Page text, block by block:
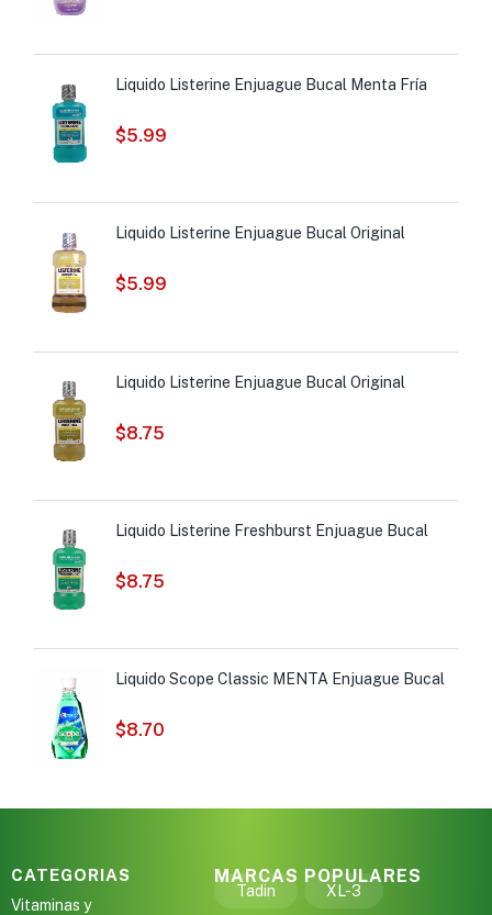
Liquido Listerine Enjuague Bucal Menta Fría
$5.99
Liquido Listerine Enjuague Bucal Original
$5.99
Liquido Listerine Enjuague Bucal Original
$8.75
Liquido Listerine Freshburst Enjuague Bucal
$8.75
Liquido Scope Classic MENTA Enjuague Bucal
$8.70
CATEGORIAS
Vitaminas y
MARCAS POPULARES
Tadin XL-3